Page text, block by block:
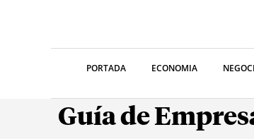
PORTADA ECONOMIA
Guía de